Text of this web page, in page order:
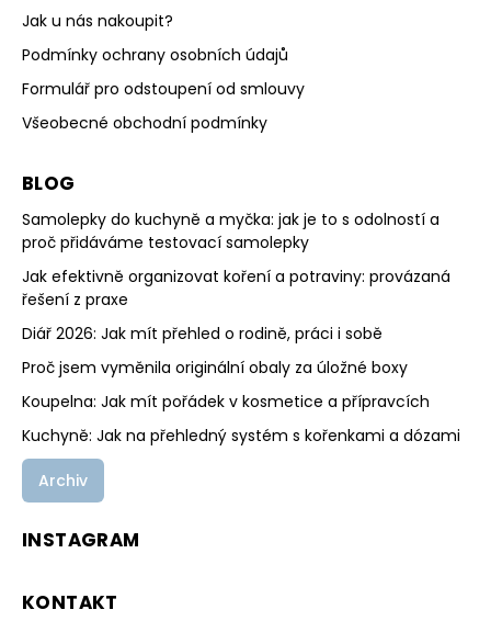
Jak u nás nakoupit?
Podmínky ochrany osobních údajů
Formulář pro odstoupení od smlouvy
Všeobecné obchodní podmínky
BLOG
Samolepky do kuchyně a myčka: jak je to s odolností a
proč přidáváme testovací samolepky
Jak efektivně organizovat koření a potraviny: provázaná
řešení z praxe
Diář 2026: Jak mít přehled o rodině, práci i sobě
Proč jsem vyměnila originální obaly za úložné boxy
Koupelna: Jak mít pořádek v kosmetice a přípravcích
Kuchyně: Jak na přehledný systém s kořenkami a dózami
Archiv
INSTAGRAM
KONTAKT